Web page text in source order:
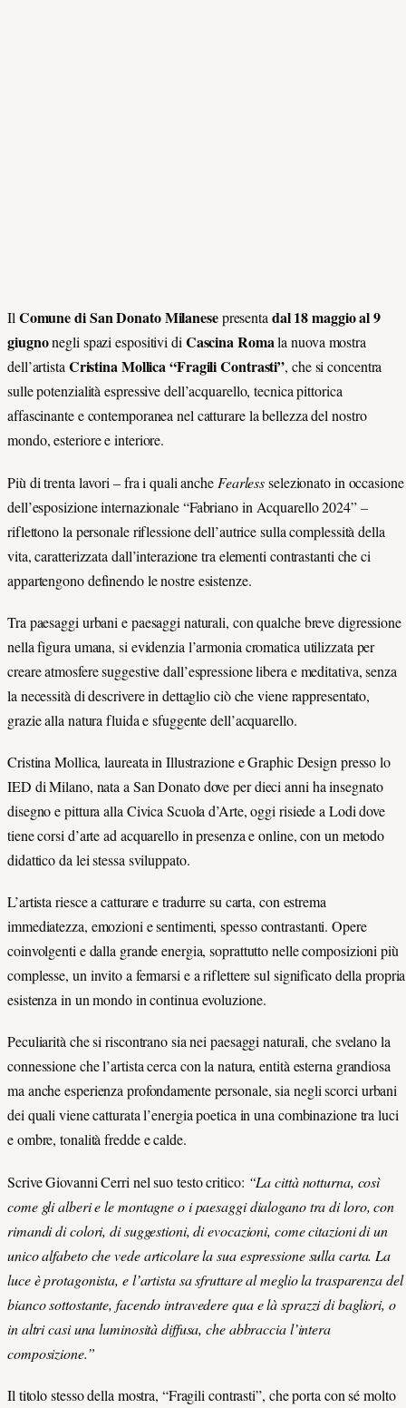
IlComune di San Donato Milanesepresentadal 18 maggio al 9
giugnonegli spazi espositivi diCascina Romala nuova mostra
dell’artistaCristina Mollica “Fragili Contrasti”, che si concentra
sulle potenzialità espressive dell’acquarello, tecnica pittorica
affascinante e contemporanea nel catturare la bellezza del nostro
mondo, esteriore e interiore.
Più di trenta lavori – fra i quali anche Fearlessselezionato in occasione
dell’esposizione internazionale“Fabriano in Acquarello 2024”–
riflettono la personale riflessione dell’autrice sulla complessità della
vita, caratterizzata dall’interazione tra elementi contrastanti che ci
appartengono definendo le nostre esistenze.
Tra paesaggi urbani e paesaggi naturali, con qualche breve digressione
nella figura umana, si evidenzia l’armonia cromatica utilizzata per
creare atmosfere suggestive dall’espressione libera e meditativa, senza
la necessità di descrivere in dettaglio ciò che viene rappresentato,
grazie alla natura fluida e sfuggente dell’acquarello.
Cristina Mollica, laureata in Illustrazione e Graphic Design presso lo
IED di Milano, nata a San Donato dove per dieci anni ha insegnato
disegno e pittura alla Civica Scuola d’Arte, oggi risiede a Lodi dove
tiene corsi d’arte ad acquarello in presenza e online, con un metodo
didattico da lei stessa sviluppato.
L’artista riesce a catturare e tradurre su carta, con estrema
immediatezza, emozioni e sentimenti, spesso contrastanti. Opere
coinvolgenti e dalla grande energia, soprattutto nelle composizioni più
complesse, un invito a fermarsi e a riflettere sul significato della propria
esistenza in un mondo in continua evoluzione.
Peculiarità che si riscontrano sia nei paesaggi naturali, che svelano la
connessione che l’artista cerca con la natura, entità esterna grandiosa
ma anche esperienza profondamente personale, sia negli scorci urbani
dei quali viene catturata l’energia poetica in una combinazione tra luci
e ombre, tonalità fredde e calde.
Scrive Giovanni Cerri nel suo testo critico: “La città notturna, così
come gli alberi e le montagne o i paesaggi dialogano tra di loro, con
rimandi di colori, di suggestioni, di evocazioni, come citazioni di un
unico alfabeto che vede articolare la sua espressione sulla carta. La
luce è protagonista, e l’artista sa sfruttare al meglio la trasparenza del
bianco sottostante, facendo intravedere qua e là sprazzi di bagliori, o
in altri casi una luminosità diffusa, che abbraccia l’intera
composizione.”
Il titolo stesso della mostra, “Fragili contrasti”, che porta con sé molto